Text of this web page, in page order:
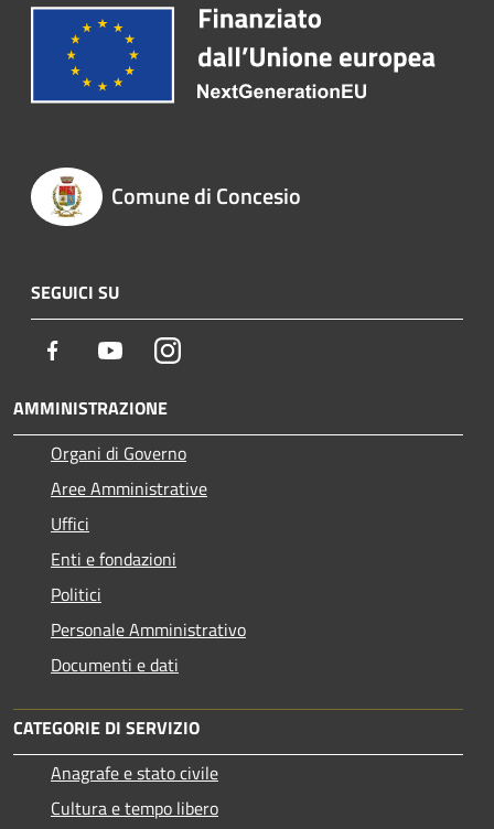
Comune di Concesio
SEGUICI SU
Facebook YoutubeInstagram
AMMINISTRAZIONE
Organi di Governo
Aree Amministrative
Uffici
Enti e fondazioni
Politici
Personale Amministrativo
Documenti e dati
CATEGORIE DI SERVIZIO
Anagrafe e stato civile
Cultura e tempo libero